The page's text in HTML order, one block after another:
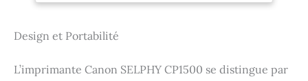
vous permet de réaliser
Avec 54 feuilles de papier
Design et Portabilité
L’imprimante Canon SELPHY CP1500 se distingue par